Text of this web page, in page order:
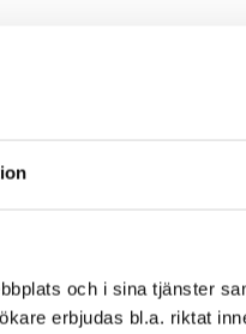
och i sina tjänster
erbjudas bl.a. riktat